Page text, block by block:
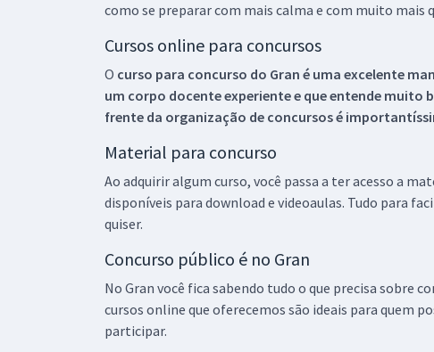
como se preparar com mais calma e com muito mais
Cursos online para concursos
O curso para concurso do Gran é uma excelente
um corpo docente experiente e que entende muito
frente da organização de concursos é
Material para concurso
Ao adquirir algum curso, você passa a ter acesso a
disponíveis para download e videoaulas. Tudo para
quiser.
Concurso público é no Gran
No Gran você fica sabendo tudo o que precisa sobre
cursos online que oferecemos são ideais para quem
participar.